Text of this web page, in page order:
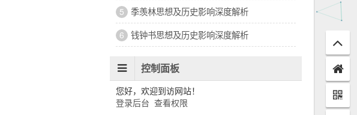
5 季羡林思想及历史影响深度解析
6 钱钟书思想及历史影响深度解析
控制面板
您好，欢迎到访网站！
登录后台 查看权限